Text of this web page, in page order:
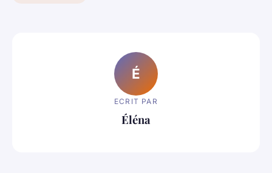
É
ECRIT PAR
Éléna